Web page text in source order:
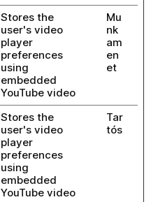
Stores the
user's video
player
preferences
using
embedded
YouTube video
Mu
nk
am
en
et
Stores the
user's video
player
preferences
using
embedded
YouTube video
Tar
tós